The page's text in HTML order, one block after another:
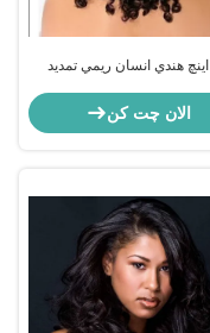
26 اينچ هندي انسان ريمي تمديد
الان چت کن